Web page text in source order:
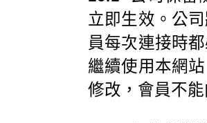
立即生效。公
員每次連接時
繼續使用本網
修改，會員不